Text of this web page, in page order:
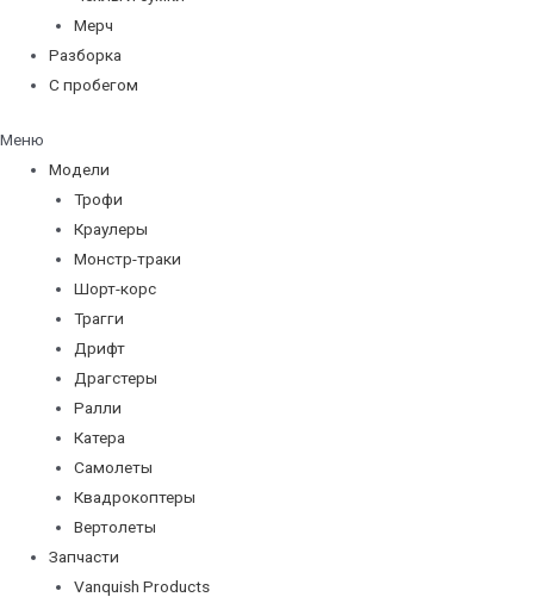
Мерч
Разборка
С пробегом
Меню
Модели
Трофи
Краулеры
Монстр-траки
Шорт-корс
Трагги
Дрифт
Драгстеры
Ралли
Катера
Самолеты
Квадрокоптеры
Вертолеты
Запчасти
Vanquish Products